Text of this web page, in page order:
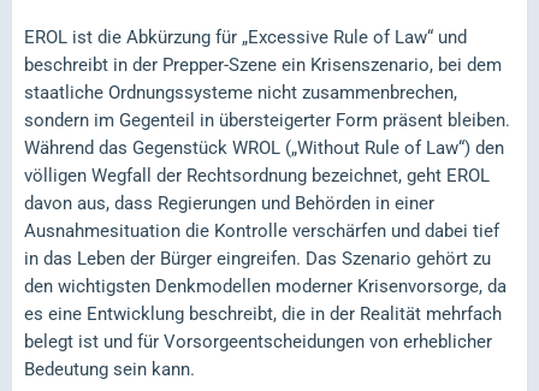
EROL ist die Abkürzung für „Excessive Rule of Law“ und
beschreibt in der Prepper-Szene ein Krisenszenario, bei dem
staatliche Ordnungssysteme nicht zusammenbrechen,
sondern im Gegenteil in übersteigerter Form präsent bleiben.
Während das Gegenstück WROL („Without Rule of Law“) den
völligen Wegfall der Rechtsordnung bezeichnet, geht EROL
davon aus, dass Regierungen und Behörden in einer
Ausnahmesituation die Kontrolle verschärfen und dabei tief
in das Leben der Bürger eingreifen. Das Szenario gehört zu
den wichtigsten Denkmodellen moderner Krisenvorsorge, da
es eine Entwicklung beschreibt, die in der Realität mehrfach
belegt ist und für Vorsorgeentscheidungen von erheblicher
Bedeutung sein kann.